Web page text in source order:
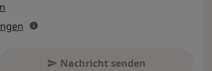
Nachricht senden